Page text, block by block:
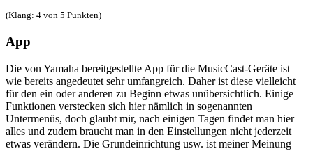
(Klang: 4 von 5 Punkten)
App
Die von Yamaha bereitgestellte App für die MusicCast-Geräte ist
wie bereits angedeutet sehr umfangreich. Daher ist diese vielleicht
für den ein oder anderen zu Beginn etwas unübersichtlich. Einige
Funktionen verstecken sich hier nämlich in sogenannten
Untermenüs, doch glaubt mir, nach einigen Tagen findet man hier
alles und zudem braucht man in den Einstellungen nicht jederzeit
etwas verändern. Die Grundeinrichtung usw. ist meiner Meinung